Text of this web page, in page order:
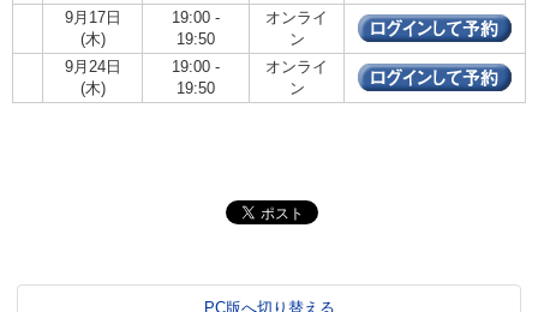
9月17日
(木)
19:00 -
19:50
オンライ
ン
9月24日
(木)
19:00 -
19:50
オンライ
ン
PC版へ切り替える